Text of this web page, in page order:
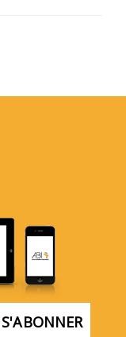
S'ABONNER